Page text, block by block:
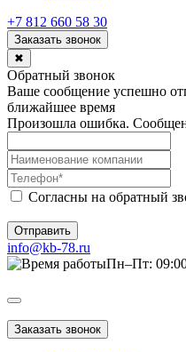
+7 812 660 58 30
Заказать звонок
✖
Обратный звонок
Ваше сообщение успешно
ближайшее время
Произошла ошибка.
Согласны на обратный
Отправить
info@kb-78.ru
Пн–Пт:
Заказать звонок